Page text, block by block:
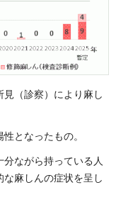
（診察）により麻し
となったもの。
ながら持っている人
麻しんの症状を呈し